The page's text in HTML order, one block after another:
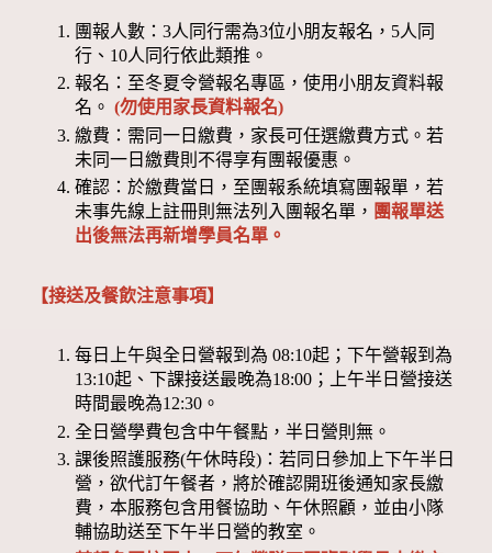
團報人數：3人同行需為3位小朋友報名，5人同
行、10人同行依此類推。
報名：至冬夏令營報名專區，使用小朋友資料報
名。 (勿使用家長資料報名)
繳費：需同一日繳費，家長可任選繳費方式。若
未同一日繳費則不得享有團報優惠。
確認：於繳費當日，至團報系統填寫團報單，若
未事先線上註冊則無法列入團報名單， 團報單送
出後無法再新增學員名單。
【接送及餐飲注意事項】
每日上午與全日營報到為 08:10起；下午營報到為
13:10起、下課接送最晚為18:00；上午半日營接送
時間最晚為12:30。
全日營學費包含中午餐點，半日營則無。
課後照護服務(午休時段)：若同日參加上下午半日
營，欲代訂午餐者，將於確認開班後通知家長繳
費，本服務包含用餐協助、午休照顧，並由小隊
輔協助送至下午半日營的教室。